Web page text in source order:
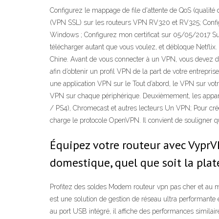
Configurez le mappage de file d'attente de QoS
(VPN SSL) sur les routeurs VPN RV320 et RV325;
Windows ; Configurez mon certificat sur 05/05/2017
télécharger autant que vous voulez, et débloque
Chine. Avant de vous connecter à un VPN, vous devez
afin d’obtenir un profil VPN de la part de votre
une application VPN sur le Tout d’abord, le VPN sur
VPN sur chaque périphérique. Deuxièmement, les
/ PS4), Chromecast et autres lecteurs Un VPN; Pour
charge le protocole OpenVPN. Il convient de souligner
Équipez votre routeur avec
domestique, quel que soit la
Profitez des soldes Modem routeur vpn pas cher et au
est une solution de gestion de réseau ultra
au port USB intégré, il affiche des performances